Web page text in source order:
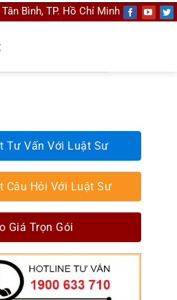
Bình, TP. Hồ Chí Minh
Tư Vấn Với Luật Sư
Câu Hỏi Với Luật Sư
Giá Trọn Gói